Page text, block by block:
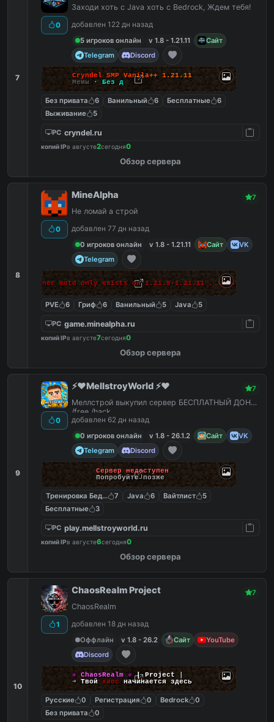
7
0
Заходи хоть с Java хоть с Bedrock, Ждем тебя!
добавлен 122 дн назад
5 игроков онлайн
v 1.8 - 1.21.11
Сайт
Telegram
Discord
Cryndel SMP Vanila++ 1.21.11
Мемы
· Без д
Без привата 6 Ванильный 6 Бесплатные
6
Выживание
5
PC cryndel.ru
копий IPв августе2сегодня0
Обзор сервера
8
0
MineAlpha 7
Не ломай а строй
добавлен 77 дн назад
0 игроков онлайн
v 1.8 - 1.21.11 Сайт
VK
Telegram
banner motd only exists on 1.21.9-1.21.11 , this
PVE 6 Гриф 6 Ванильный 5 Java 5
PC game.minealpha.ru
копий IPв августе7сегодня0
Обзор сервера
9
0
⚡️❤️MellstroyWorld ⚡️❤️ 7
Меллстрой выкупил сервер БЕСПЛАТНЫЙ ДОНАТ
/free /hack
добавлен 62 дн назад
0 игроков онлайн
v 1.8 - 26.1.2 Сайт
VK
Telegram
Discord
Сервер недоступен
Попробуйте позже
Тренировка Бед Варс
7 Java 6 Вайтлист
5
Бесплатные
3
PC play.mellstroyworld.ru
копий IPв августе6сегодня0
Обзор сервера
10
1
ChaosRealm Project 7
ChaosRealm
добавлен 18 дн назад
Оффлайн
v 1.8 - 26.2 Сайт
YouTube
Discord
◈ ChaosRealm ◈┃ Project
➜ Твой хаос начинается здесь
Русские 0 Регистрация 0 Bedrock
0
Без привата
0